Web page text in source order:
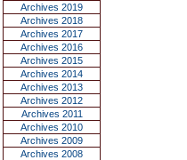
Archives 2019
Archives 2018
Archives 2017
Archives 2016
Archives 2015
Archives 2014
Archives 2013
Archives 2012
Archives 2011
Archives 2010
Archives 2009
Archives 2008